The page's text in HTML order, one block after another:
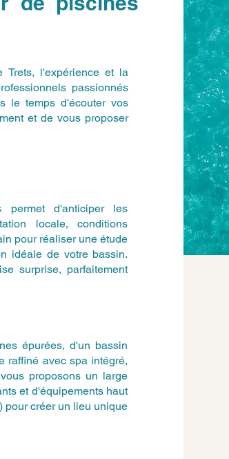
Trets, l'expérience et la
passionnés
le temps d'écouter vos
et de vous proposer
permet d'anticiper les
locale, conditions
pour réaliser une étude
idéale de votre bassin.
surprise, parfaitement
épurées, d'un bassin
raffiné avec spa intégré,
proposons un large
et d'équipements haut
pour créer un lieu unique